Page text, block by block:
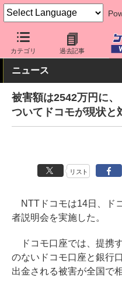
カテゴリ 過去記事
ケータイ Watch キャリア
ニュース
被害額は2542万円に
ついてドコモが現状と
リスト
NTTドコモは14日、ド
者説明会を実施した。
ドコモ口座では、提携
のないドコモ口座と銀行
出金される被害が全国で